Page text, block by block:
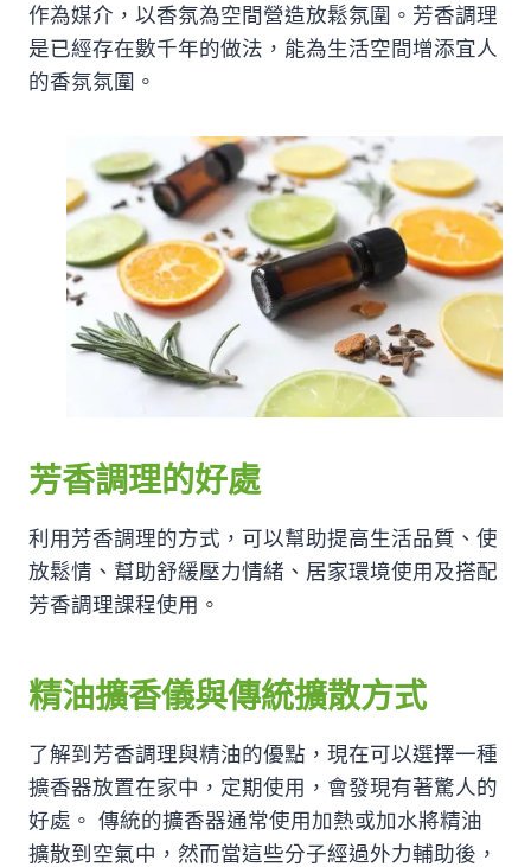
作為媒介，以香氛為空間營造放鬆氛圍。芳香調理
是已經存在數千年的做法，能為生活空間增添宜人
的香氛氛圍。
芳香調理的好處
利用芳香調理的方式，可以幫助提高生活品質、使
放鬆情、幫助舒緩壓力情緒、居家環境使用及搭配
芳香調理課程使用。
精油擴香儀與傳統擴散方式
了解到芳香調理與精油的優點，現在可以選擇一種
擴香器放置在家中，定期使用，會發現有著驚人的
好處。 傳統的擴香器通常使用加熱或加水將精油
擴散到空氣中，然而當這些分子經過外力輔助後，